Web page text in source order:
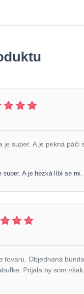
super. A je pekná páči
A je hezká líbí se mi.
tovaru. Objednaná
Prijala by som